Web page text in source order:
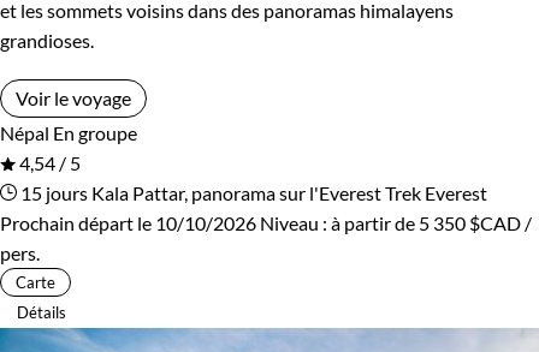
et les sommets voisins dans des panoramas himalayens
grandioses.
Voir le voyage
Népal En groupe
4,54 / 5
15 jours Kala Pattar, panorama sur l'EverestTrek Everest
Prochain départ le 10/10/2026 Niveau : à partir de 5 350 $CAD /
pers.
Carte
Détails